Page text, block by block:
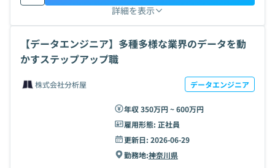
詳細を表示
【データエンジニア】多種多様な業界のデータを動
かすステップアップ職
株式会社分析屋 データエンジニア
年収 350万円 ~ 600万円
雇用形態: 正社員
更新日: 2026-06-29
勤務地:神奈川県